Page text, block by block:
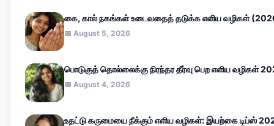
கை, கால் நகங்கள் உடைவதைத் தடுக்க எளிய வழிகள்
📅 August 5, 2026
பொடுகுத் தொல்லைக்கு நிரந்தர தீர்வு பெற எளிய வழிகள்
📅 August 4, 2026
உதட்டு கருமையை நீக்கும் எளிய வழிகள்: இயற்கை டிப்ஸ்